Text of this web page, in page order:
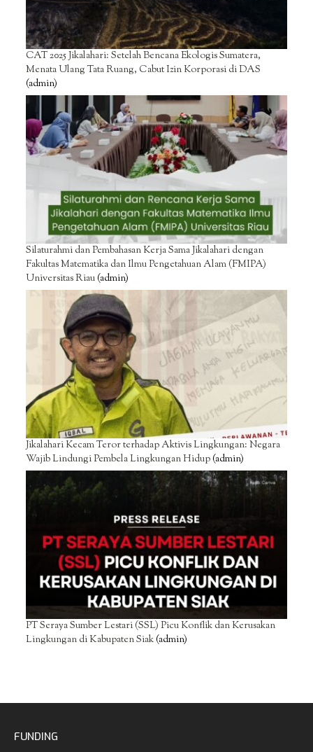
CAT 2025 Jikalahari: Setelah Bencana Ekologis Sumatera,
Menata Ulang Tata Ruang, Cabut Izin Korporasi di DAS
(admin)
Silaturahmi dan Pembahasan Kerja Sama Jikalahari dengan
Fakultas Matematika dan Ilmu Pengetahuan Alam (FMIPA)
Universitas Riau(admin)
Jikalahari Kecam Teror terhadap Aktivis Lingkungan: Negara
Wajib Lindungi Pembela Lingkungan Hidup(admin)
PT Seraya Sumber Lestari (SSL) Picu Konflik dan Kerusakan
Lingkungan di Kabupaten Siak(admin)
FUNDING